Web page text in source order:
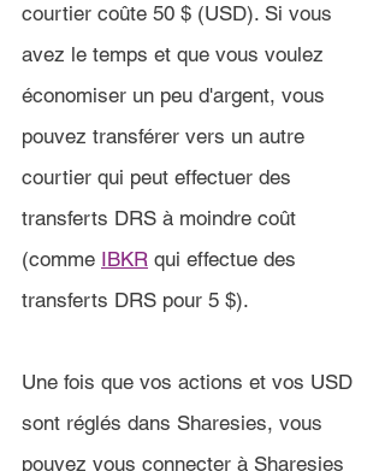
courtier coûte 50 $ (USD). Si vous
avez le temps et que vous voulez
économiser un peu d'argent, vous
pouvez transférer vers un autre
courtier qui peut effectuer des
transferts DRS à moindre coût
(comme IBKR qui effectue des
transferts DRS pour 5 $).
Une fois que vos actions et vos USD
sont réglés dans Sharesies, vous
pouvez vous connecter à Sharesies